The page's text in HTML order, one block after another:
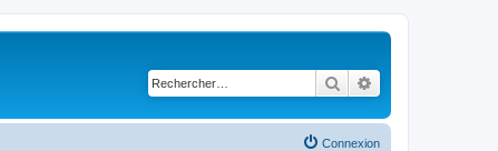
Rechercher
Connexion